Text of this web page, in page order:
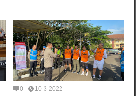
0 10-3-2022